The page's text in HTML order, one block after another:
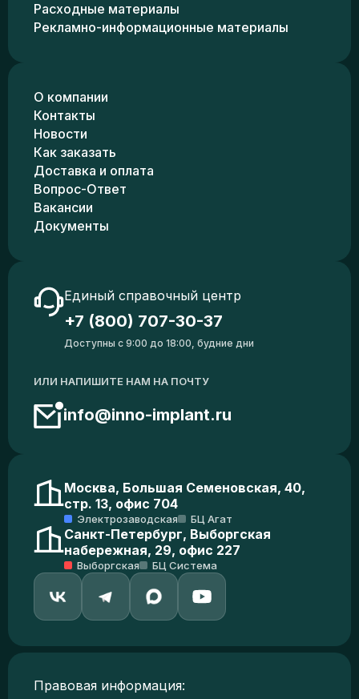
Расходные материалы
Рекламно-информационные материалы
О компании
Контакты
Новости
Как заказать
Доставка и оплата
Вопрос-Ответ
Вакансии
Документы
Единый справочный центр
+7 (800) 707-30-37
Доступны с 9:00 до 18:00, будние дни
ИЛИ НАПИШИТЕ НАМ НА ПОЧТУ
info@inno-implant.ru
Москва, Большая Семеновская, 40,
стр. 13, офис 704
Электрозаводская БЦ Агат
Санкт-Петербург, Выборгская
набережная, 29, офис 227
Выборгская БЦ Система
Правовая информация: